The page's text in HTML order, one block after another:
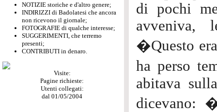
NOTIZIE storiche e d'altro genere;
INDIRIZZI di Badolatesi che ancora
non ricevono il giornale;
FOTOGRAFIE di qualche interesse;
SUGGERIMENTI, che terremo
presenti;
CONTRIBUTI in denaro.
Visite:
Pagine richieste:
Utenti collegati:
dal 01/05/2004
di pochi
avveniva,
�Questo
ha perso
abitava
dicevano: